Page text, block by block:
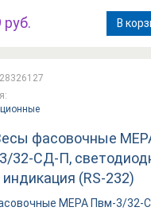
руб. В
МЕРА Пвм-3/32-